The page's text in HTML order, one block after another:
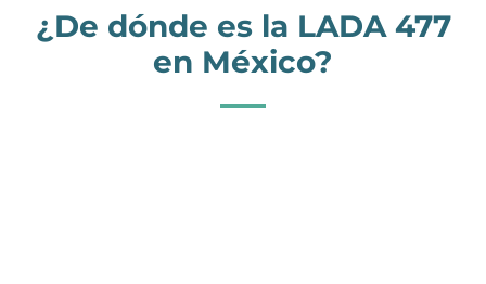
¿De dónde es la LADA 477
en México?